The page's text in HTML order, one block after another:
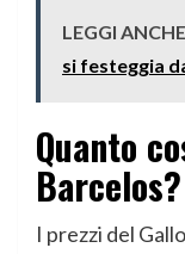
LEGGI ANCHE
si festeggia
Quanto
Barcelos?
I prezzi del